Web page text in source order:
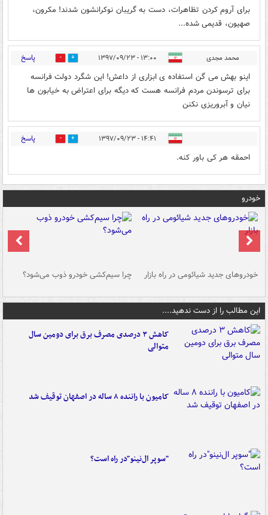
برای آروم کردن تظاهرات، دست به گریبان نوکرانشون شدند! مکرون،
صهیون، قدیمی شده...
محمد مجدی ۱۳:۰۰ - ۱۳۹۷/۰۹/۲۳ 4 پاسخ
اینو بهش می گن استفاده ی ابزاری از داعش! این شگرد دولت فرانسه
برای ترسوندن مردم فرانسه هست که دیگه برای اعتراض به خیابون ها
نیان و آبروریزی نکنن
۱۴:۴۱ - ۱۳۹۷/۰۹/۲۳ 1 پاسخ
احمقه هر کی باور کنه.
خودرو
خودروهای جدید شیائومی در راه بازار چرا سیم‌کشی خودرو ذوب می‌شود؟
این مطالب را از دست ندهید....
کاهش ۳ درصدی مصرف برق برای دومین سال
متوالی
کامیون با راننده ۸ ساله در اصفهان توقیف شد
"سوپر ال‌نینو"در راه است؟